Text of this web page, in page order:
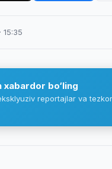
15:35
bo‘ling
reportajlar va